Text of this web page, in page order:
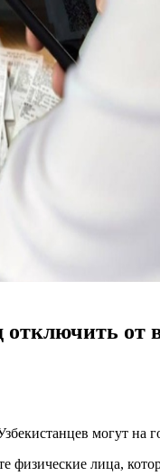
отключить
могут на
физические лица,